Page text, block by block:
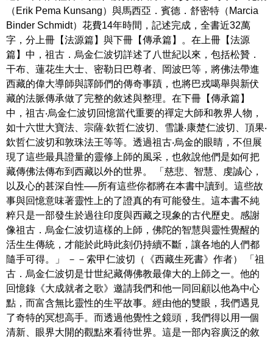
（Erik Pema Kunsang）與馬西亞．賓德．舒密特（Marcia
Binder Schmidt）花費14年時間，記述完成，全書近32萬
字，分上冊【法源篇】與下冊【傳承篇】。在上冊【法源
篇】中，祖古．烏金仁波切詳述了八世紀以來，包括松贊．
干布、蓮花生大士、密勒日巴尊者、岡波巴等，將佛法帶進
西藏的偉大導師與譯師們的傳奇事蹟，也將巴戎噶舉與新伏
藏的法脈傳承做了完整的敘述與整理。在下冊【傳承篇】
中，祖古‧烏金仁波切回憶當代重要的禪定大師和教界人物，
如十六世大寶法、宗薩‧欽哲仁波切、雪謙‧康楚仁波切、頂果‧
欽哲仁波切和敦珠法王等等。透過祖古‧烏金的眼睛，不但展
現了這些最具證量的靈修上師的風采，也敘說他們是如何把
藏傳佛法傳布到西藏以外的世界。 「慈悲、智慧、虔誠心，
以及心的甚深自性──所有這些你都將在本書中讀到。這些故
事與回憶意味著靈性上的了證真的有可能發生。這本書不純
粹只是一部發生於過往印度與西藏之現象的古代歷史。感謝
像祖古．烏金仁波切這樣的上師，佛陀的智慧與靈性覺醒的
活生生傳統，才能於此時此刻仍持續不斷，讓各地的人們都
隨手可得。」 －－索甲仁波切（《西藏生死書》作者） 「祖
古．烏金仁波切是廿世紀藏傳佛教最偉大的上師之一。他的
回憶錄《大成就者之歌》邀請我們和他一同回顧以他為中心
點，而富含無比靈性的生平故事。經由他的雙眼，我們遇見
了奇特的冥想高手。而透過他覺性之鏡頭，我們得以用一個
清新、眼界大開的觀點來看待世界。這是一部內容廣泛的敘